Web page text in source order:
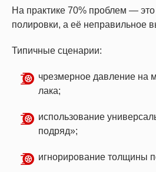
На практике 70% проблем — это
полировки, а её неправильное
Типичные сценарии:
чрезмерное давление на
лака;
использование
подряд»;
игнорирование толщины